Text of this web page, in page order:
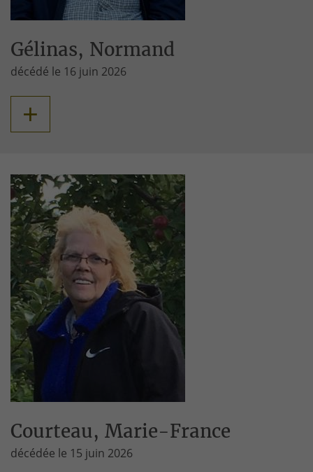
Gélinas, Normand
décédé le 16 juin 2026
+
Courteau, Marie-France
décédée le 15 juin 2026